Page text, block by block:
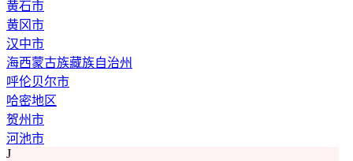
黄石市
黄冈市
汉中市
海西蒙古族藏族自治州
呼伦贝尔市
哈密地区
贺州市
河池市
J